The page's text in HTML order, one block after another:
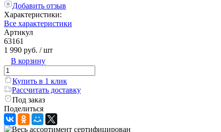
Добавить отзыв
Характеристики:
Все характеристики
Артикул
63161
1 990 руб. / шт
В корзину
Купить в 1 клик
Рассчитать доставку
Под заказ
Поделиться